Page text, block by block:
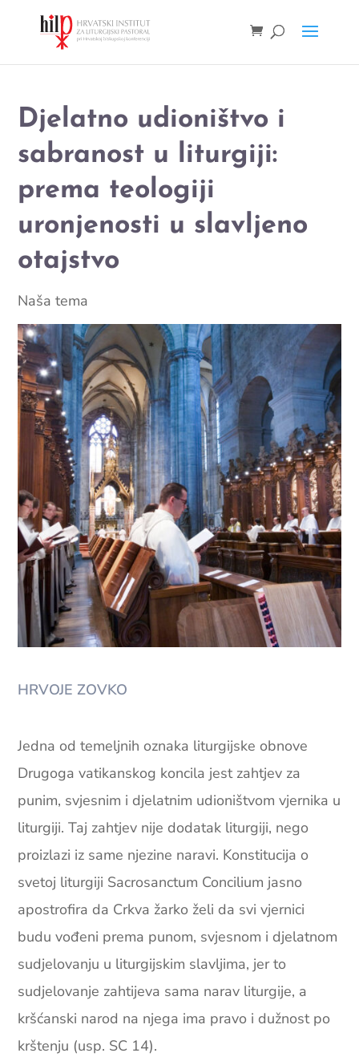
Djelatno udioništvo i
sabranost u liturgiji:
prema teologiji
uronjenosti u slavljeno
otajstvo
Naša tema
HRVOJE ZOVKO
Jedna od temeljnih oznaka liturgijske obnove
Drugoga vatikanskog koncila jest zahtjev za
punim, svjesnim i djelatnim udioništvom vjernika u
liturgiji. Taj zahtjev nije dodatak liturgiji, nego
proizlazi iz same njezine naravi. Konstitucija o
svetoj liturgiji Sacrosanctum Concilium jasno
apostrofira da Crkva žarko želi da svi vjernici
budu vođeni prema punom, svjesnom i djelatnom
sudjelovanju u liturgijskim slavljima, jer to
sudjelovanje zahtijeva sama narav liturgije, a
kršćanski narod na njega ima pravo i dužnost po
krštenju (usp. SC 14).